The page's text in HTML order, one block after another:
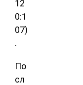
12
0:1
07)
.
По
сл